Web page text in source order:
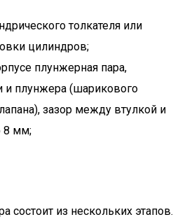
толкателя или
цилиндров;
плунжерная пара,
и плунжера (шарикового
зазор между втулкой и
8 мм;
состоит из нескольких этапов.